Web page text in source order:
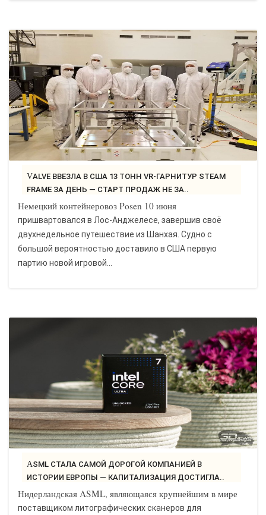
VALVE ВВЕЗЛА В США 13 ТОНН VR-ГАРНИТУР STEAM
FRAME ЗА ДЕНЬ — СТАРТ ПРОДАЖ НЕ ЗА..
Немецкий контейнеровоз Posen 10 июня
пришвартовался в Лос-Анджелесе, завершив своё
двухнедельное путешествие из Шанхая. Судно с
большой вероятностью доставило в США первую
партию новой игровой...
ASML СТАЛА САМОЙ ДОРОГОЙ КОМПАНИЕЙ В
ИСТОРИИ ЕВРОПЫ — КАПИТАЛИЗАЦИЯ ДОСТИГЛА..
Нидерландская ASML, являющаяся крупнейшим в мире
поставщиком литографических сканеров для